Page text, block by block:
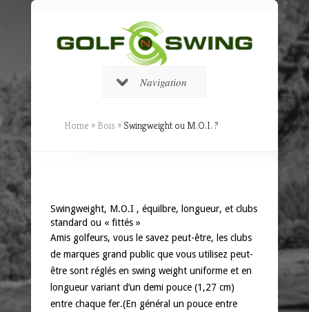
Navigation
Home » Bois »Swingweight ou M.O.I. ?
Swingweight, M.O.I , équilbre, longueur, et clubs
standard ou « fittés »
Amis golfeurs, vous le savez peut-être, les clubs
de marques grand public que vous utilisez peut-
être sont réglés en swing weight uniforme et en
longueur variant d’un demi pouce (1,27 cm)
entre chaque fer.(En général un pouce entre